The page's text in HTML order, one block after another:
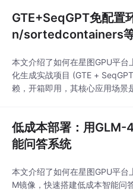
GTE+SeqGPT免配置
n/sortedcontainers
本文介绍了如何在星图GPU平台
化生成实战项目 (GTE +
赖，开箱即用，其核心应用场景
低成本部署：用
能问答系统
本文介绍了如何在星图GPU平
M镜像，快速搭建低成本智能问